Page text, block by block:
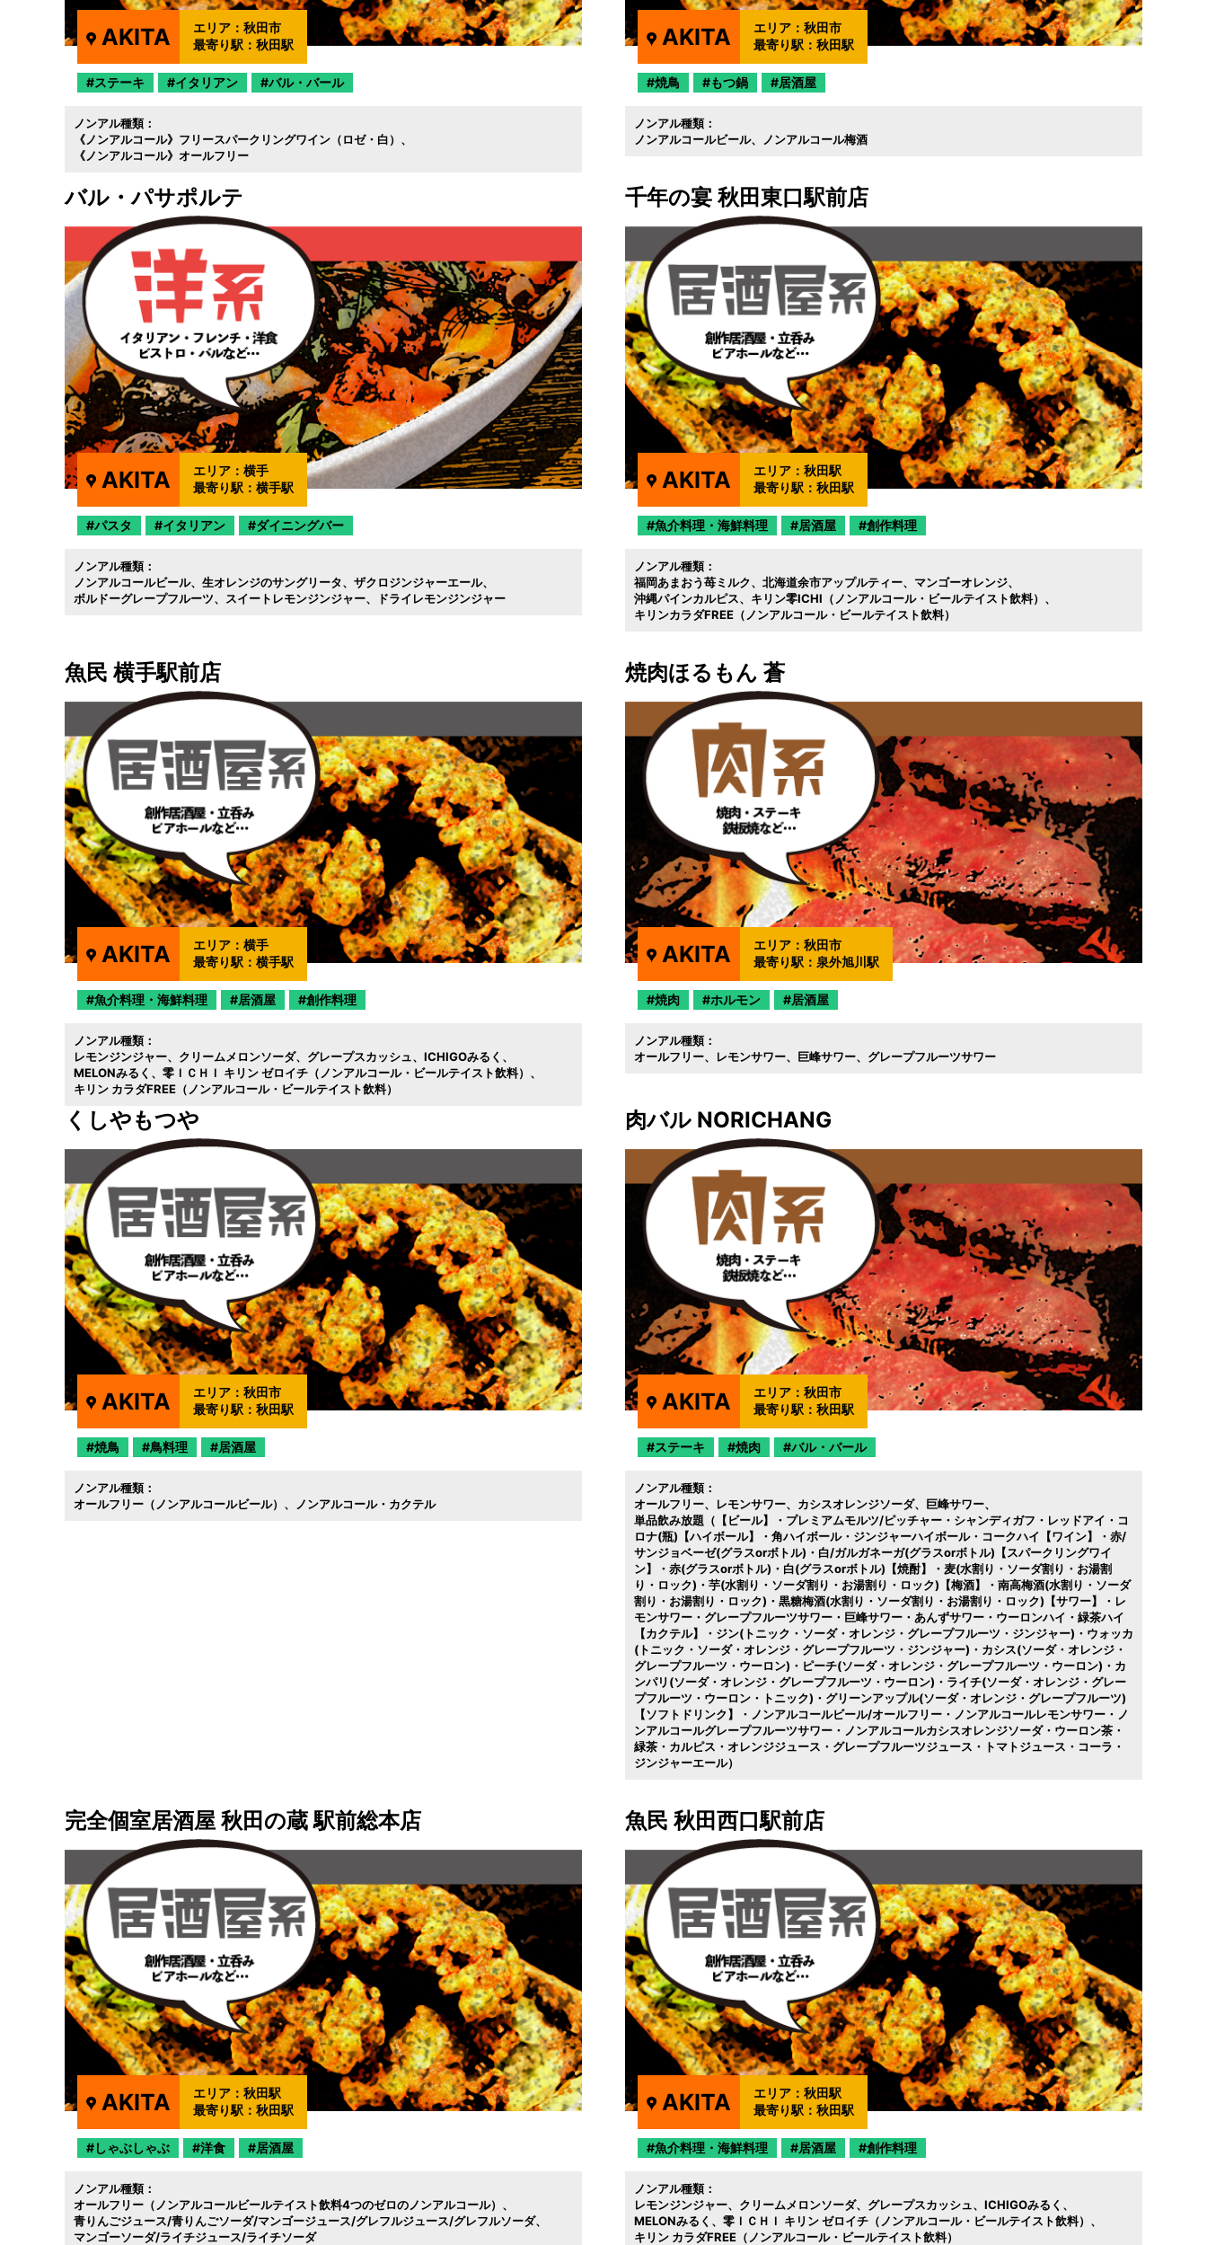
AKITA エリア：秋田市
最寄り駅：秋田駅
ステーキ イタリアン バル・バール
ノンアル種類：
《ノンアルコール》フリースパークリングワイン（ロゼ・白）
《ノンアルコール》オールフリー
AKITA エリア：秋田市
最寄り駅：秋田駅
焼鳥 もつ鍋 居酒屋
ノンアル種類：
ノンアルコールビール
ノンアルコール梅酒
バル・パサポルテ
AKITA エリア：横手
最寄り駅：横手駅
パスタ イタリアン ダイニングバー
ノンアル種類：
ノンアルコールビール
生オレンジのサングリータ
ザクロジンジャーエール
ボルドーグレープフルーツ
スイートレモンジンジャー ドライレモンジンジャー
千年の宴 秋田東口駅前店
AKITA エリア：秋田駅
最寄り駅：秋田駅
魚介料理・海鮮料理 居酒屋 創作料理
ノンアル種類：
福岡あまおう苺ミルク
北海道余市アップルティー
マンゴーオレンジ
沖縄パインカルピス
キリン零ICHI（ノンアルコール・ビールテイスト飲料）
キリンカラダFREE（ノンアルコール・ビールテイスト飲料）
魚民 横手駅前店
AKITA エリア：横手
最寄り駅：横手駅
魚介料理・海鮮料理 居酒屋 創作料理
ノンアル種類：
レモンジンジャー
クリームメロンソーダ グレープスカッシュ
ICHIGOみるく
MELONみるく
零ＩＣＨＩ キリン ゼロイチ（ノンアルコール・ビールテイスト飲料）
キリン カラダFREE（ノンアルコール・ビールテイスト飲料）
焼肉ほるもん 蒼
AKITA エリア：秋田市
最寄り駅： 泉外旭川駅
焼肉 ホルモン 居酒屋
ノンアル種類：
オールフリー
レモンサワー 巨峰サワー グレープフルーツサワー
くしやもつや
AKITA エリア：秋田市
最寄り駅：秋田駅
焼鳥 鳥料理 居酒屋
ノンアル種類：
オールフリー（ノンアルコールビール）
ノンアルコール・カクテル
肉バル NORICHANG
AKITA エリア：秋田市
最寄り駅：秋田駅
ステーキ 焼肉 バル・バール
ノンアル種類：
オールフリー
レモンサワー カシスオレンジソーダ
巨峰サワー
単品飲み放題（【ビール】・プレミアムモルツ/ピッチャー・シャンディガフ・レッドアイ・コ
ロナ(瓶)【ハイボール】・角ハイボール・ジンジャーハイボール・コークハイ【ワイン】・赤/
サンジョベーゼ(グラスorボトル)・白/ガルガネーガ(グラスorボトル)【スパークリングワイ
ン】・赤(グラスorボトル)・白(グラスorボトル)【焼酎】・麦(水割り・ソーダ割り・お湯割
り・ロック)・芋(水割り・ソーダ割り・お湯割り・ロック)【梅酒】・南高梅酒(水割り・ソーダ
割り・お湯割り・ロック)・黒糖梅酒(水割り・ソーダ割り・お湯割り・ロック)【サワー】・レ
モンサワー・グレープフルーツサワー・巨峰サワー・あんずサワー・ウーロンハイ・緑茶ハイ
【カクテル】・ジン(トニック・ソーダ・オレンジ・グレープフルーツ・ジンジャー)・ウォッカ
(トニック・ソーダ・オレンジ・グレープフルーツ・ジンジャー)・カシス(ソーダ・オレンジ・
グレープフルーツ・ウーロン)・ピーチ(ソーダ・オレンジ・グレープフルーツ・ウーロン)・カ
ンパリ(ソーダ・オレンジ・グレープフルーツ・ウーロン)・ライチ(ソーダ・オレンジ・グレー
プフルーツ・ウーロン・トニック)・グリーンアップル(ソーダ・オレンジ・グレープフルーツ)
【ソフトドリンク】・ノンアルコールビール/オールフリー・ノンアルコールレモンサワー・ノ
ンアルコールグレープフルーツサワー・ノンアルコールカシスオレンジソーダ・ウーロン茶・
緑茶・カルピス・オレンジジュース・グレープフルーツジュース・トマトジュース・コーラ・
ジンジャーエール）
完全個室居酒屋 秋田の蔵 駅前総本店
AKITA エリア：秋田駅
最寄り駅：秋田駅
しゃぶしゃぶ 洋食 居酒屋
ノンアル種類：
オールフリー（ノンアルコールビールテイスト飲料4つのゼロのノンアルコール）
青りんごジュース/青りんごソーダ/マンゴージュース/グレフルジュース/グレフルソーダ
マンゴーソーダ/ライチジュース/ライチソーダ
魚民 秋田西口駅前店
AKITA エリア：秋田駅
最寄り駅：秋田駅
魚介料理・海鮮料理 居酒屋 創作料理
ノンアル種類：
レモンジンジャー
クリームメロンソーダ グレープスカッシュ
ICHIGOみるく
MELONみるく
零ＩＣＨＩ キリン ゼロイチ（ノンアルコール・ビールテイスト飲料）
キリン カラダFREE（ノンアルコール・ビールテイスト飲料）